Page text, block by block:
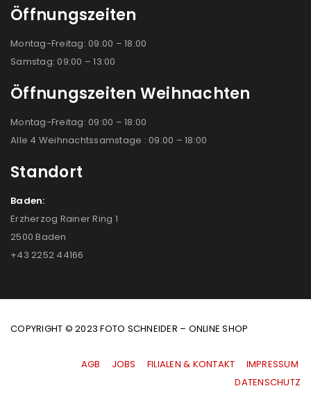
Öffnungszeiten
Montag-Freitag: 09:00 – 18:00
Samstag: 09:00 – 13:00
Öffnungszeiten Weihnachten
Montag-Freitag: 09:00 – 18:00
Alle 4 Weihnachtssamstage : 09:00 – 18:00
Standort
Baden:
Erzherzog Rainer Ring 1
2500 Baden
+43 2252 44166
COPYRIGHT © 2023 FOTO SCHNEIDER – ONLINE SHOP
AGB JOBS FILIALEN & KONTAKT
IMPRESSUM
|DATENSCHUTZ